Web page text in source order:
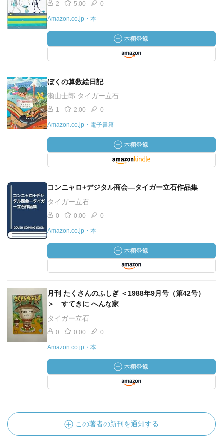
2 5.00 0
Amazon.co.jp・本
ぼくの算数絵日記
瀬山士郎 タイガー立石
1 2.00 0
Amazon.co.jp・電子書籍
コンニャロ+デジタル商会―タイガー立石作品集
タイガー立石
0 0.00 0
Amazon.co.jp・本
月刊 たくさんのふしぎ ＜1988年9月号（第42号）
＞ すてきに へんな家
タイガー立石
0 0.00 0
Amazon.co.jp・本
この著者の新刊を通知する